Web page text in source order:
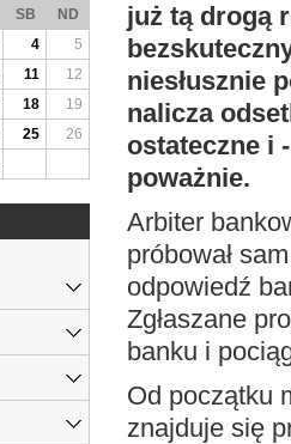
już tą drogą
niesłusznie
nalicza
ostateczne i
poważnie.
Arbiter
próbował
odpowiedź
Zgłaszane
banku i
Od początku
znajduje się
SB
ND
4
5
11
12
18
19
25
26